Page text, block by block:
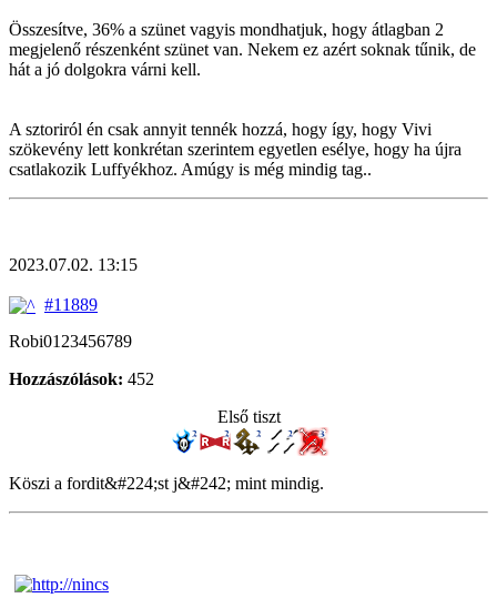
Összesítve, 36% a szünet vagyis mondhatjuk, hogy átlagban 2
megjelenő részenként szünet van. Nekem ez azért soknak tűnik, de
hát a jó dolgokra várni kell.
A sztoriról én csak annyit tennék hozzá, hogy így, hogy Vivi
szökevény lett konkrétan szerintem egyetlen esélye, hogy ha újra
csatlakozik Luffyékhoz. Amúgy is még mindig tag..
2023.07.02. 13:15
#11889
Robi0123456789
Hozzászólások: 452
Első tiszt
Köszi a fordit&#224;st j&#242; mint mindig.